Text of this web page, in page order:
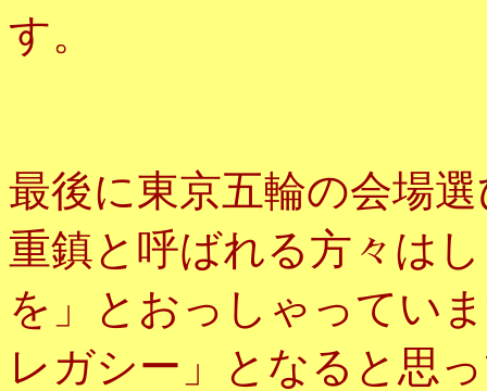
す。
最後に東京五輪の会場
重鎮と呼ばれる方々は
を」とおっしゃってい
レガシー」となると思